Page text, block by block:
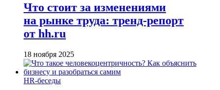
Что стоит за изменениями
на рынке труда: тренд-репорт
от hh.ru
18 ноября 2025
HR-беседы